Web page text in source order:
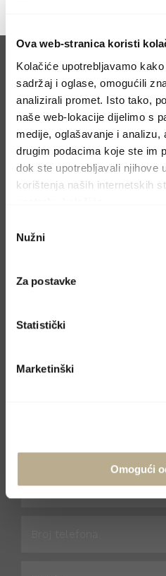
Ova web-stranica koristi
Kolačiće upotrebljavamo
sadržaj i oglase, omogućili
analizirali promet. Isto tako,
naše web-lokacije dijelimo s
medije, oglašavanje i analizu,
drugim podacima koje ste im
dok ste upotrebljavali njihove
korištenja naših internetskih
pristanka
Nužni
Za postavke
Statistički
Marketinški
Omogući
Molimo, pošaljite upit
odgovorit ćemo u